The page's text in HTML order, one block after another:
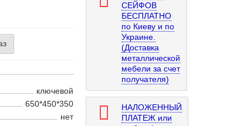
ключевой
650*450*350
нет
СЕЙФОВ
БЕСПЛАТНО
по Киеву и по
Украине.
(Доставка
металлической
мебели за счет
получателя)
НАЛОЖЕННЫЙ
ПЛАТЕЖ или